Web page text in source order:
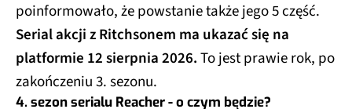
poinformowało, że powstanie także jego 5 część.
Serial akcji z Ritchsonem ma ukazać się na
platformie 12 sierpnia 2026.To jest prawie rok, po
zakończeniu 3. sezonu.
4. sezon serialu Reacher - o czym będzie?